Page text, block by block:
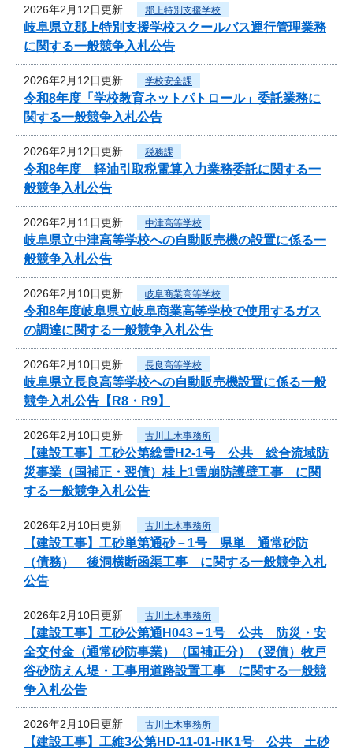
2026年2月12日更新 郡上特別支援学校
岐阜県立郡上特別支援学校スクールバス運行管理業務
に関する一般競争入札公告
2026年2月12日更新 学校安全課
令和8年度「学校教育ネットパトロール」委託業務に
関する一般競争入札公告
2026年2月12日更新 税務課
令和8年度 軽油引取税電算入力業務委託に関する一
般競争入札公告
2026年2月11日更新 中津高等学校
岐阜県立中津高等学校への自動販売機の設置に係る一
般競争入札公告
2026年2月10日更新 岐阜商業高等学校
令和8年度岐阜県立岐阜商業高等学校で使用するガス
の調達に関する一般競争入札公告
2026年2月10日更新 長良高等学校
岐阜県立長良高等学校への自動販売機設置に係る一般
競争入札公告【R8・R9】
2026年2月10日更新 古川土木事務所
【建設工事】工砂公第総雪H2-1号 公共 総合流域防
災事業（国補正・翌債）桂上1雪崩防護壁工事 に関
する一般競争入札公告
2026年2月10日更新 古川土木事務所
【建設工事】工砂単第通砂－1号 県単 通常砂防
（債務） 後洞横断函渠工事 に関する一般競争入札
公告
2026年2月10日更新 古川土木事務所
【建設工事】工砂公第通H043－1号 公共 防災・安
全交付金（通常砂防事業）（国補正分）（翌債）牧戸
谷砂防えん堤・工事用道路設置工事 に関する一般競
争入札公告
2026年2月10日更新 古川土木事務所
【建設工事】工維3公第HD-11-01-HK1号 公共 土砂